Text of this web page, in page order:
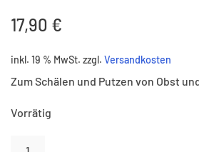
17,90 €
inkl. 19 % MwSt. zzgl. Versandkosten
Zum Schälen und Putzen von Obst
Vorrätig